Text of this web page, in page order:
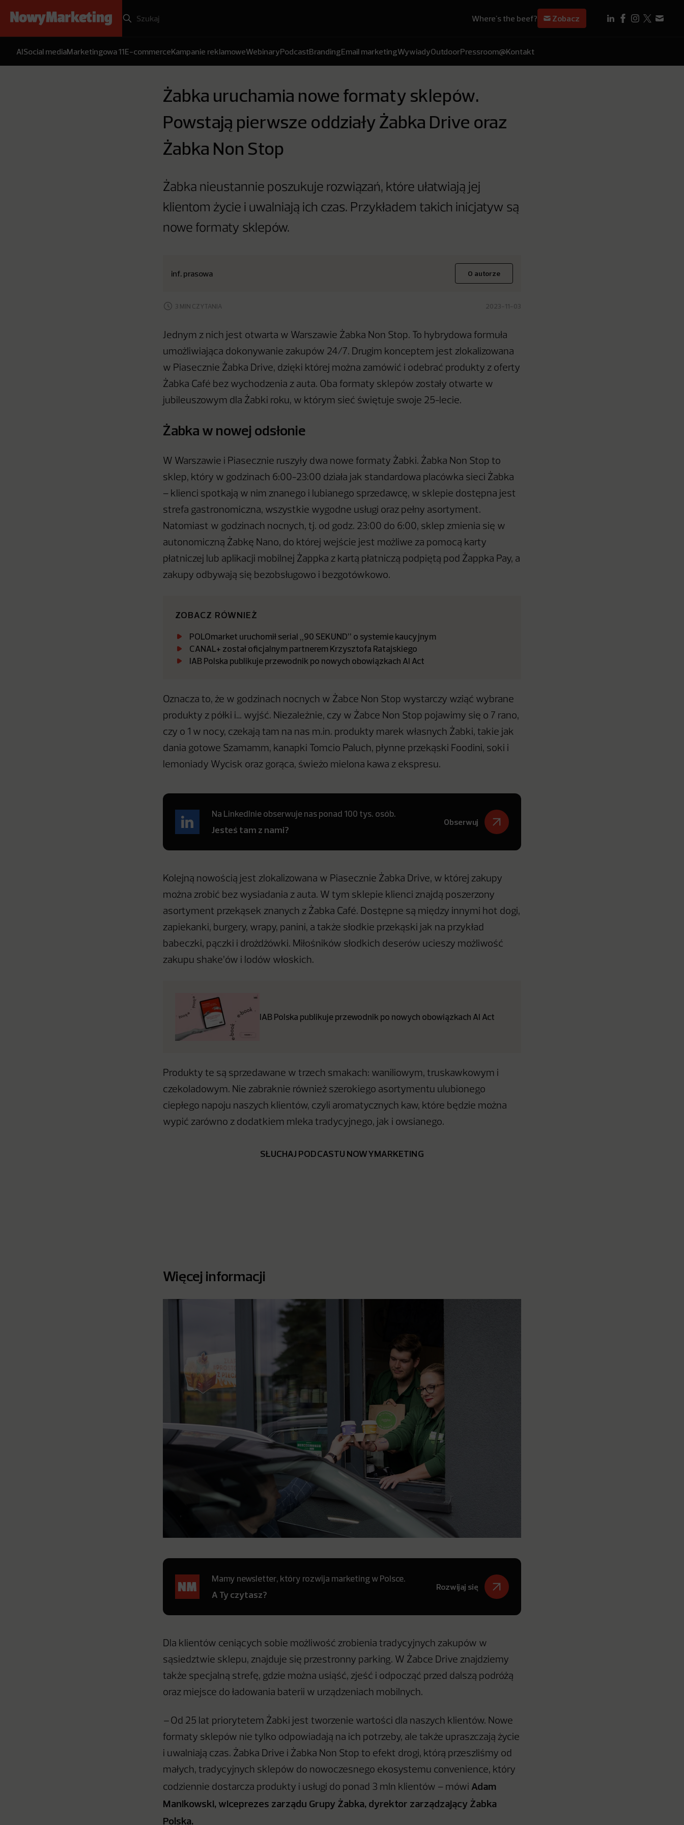
Where's the beef? Zobacz
AISocial mediaMarketingowa 11E-commerceKampanie reklamoweWebinaryPodcastBrandingEmail marketingWywiadyOutdoorPressroom@Kontakt
Żabka uruchamia nowe formaty sklepów.
Powstają pierwsze oddziały Żabka Drive oraz
Żabka Non Stop
Żabka nieustannie poszukuje rozwiązań, które ułatwiają jej
klientom życie i uwalniają ich czas. Przykładem takich inicjatyw są
nowe formaty sklepów.
inf. prasowa O autorze
3 MIN CZYTANIA 2023-11-03
Jednym z nich jest otwarta w Warszawie Żabka Non Stop. To hybrydowa formuła
umożliwiająca dokonywanie zakupów 24/7. Drugim konceptem jest zlokalizowana
w Piasecznie Żabka Drive, dzięki której można zamówić i odebrać produkty z oferty
Żabka Café bez wychodzenia z auta. Oba formaty sklepów zostały otwarte w
jubileuszowym dla Żabki roku, w którym sieć świętuje swoje 25-lecie.
Żabka w nowej odsłonie
W Warszawie i Piasecznie ruszyły dwa nowe formaty Żabki. Żabka Non Stop to
sklep, który w godzinach 6:00-23:00 działa jak standardowa placówka sieci Żabka
– klienci spotkają w nim znanego i lubianego sprzedawcę, w sklepie dostępna jest
strefa gastronomiczna, wszystkie wygodne usługi oraz pełny asortyment.
Natomiast w godzinach nocnych, tj. od godz. 23:00 do 6:00, sklep zmienia się w
autonomiczną Żabkę Nano, do której wejście jest możliwe za pomocą karty
płatniczej lub aplikacji mobilnej Żappka z kartą płatniczą podpiętą pod Żappka Pay, a
zakupy odbywają się bezobsługowo i bezgotówkowo.
ZOBACZ RÓWNIEŻ
POLOmarket uruchomił serial „90 SEKUND” o systemie kaucyjnym
CANAL+ został oficjalnym partnerem Krzysztofa Ratajskiego
IAB Polska publikuje przewodnik po nowych obowiązkach AI Act
Oznacza to, że w godzinach nocnych w Żabce Non Stop wystarczy wziąć wybrane
produkty z półki i… wyjść. Niezależnie, czy w Żabce Non Stop pojawimy się o 7 rano,
czy o 1 w nocy, czekają tam na nas m.in. produkty marek własnych Żabki, takie jak
dania gotowe Szamamm, kanapki Tomcio Paluch, płynne przekąski Foodini, soki i
lemoniady Wycisk oraz gorąca, świeżo mielona kawa z ekspresu.
Na LinkedInie obserwuje nas ponad 100 tys. osób.
Jesteś tam z nami?
Obserwuj
Kolejną nowością jest zlokalizowana w Piasecznie Żabka Drive, w której zakupy
można zrobić bez wysiadania z auta. W tym sklepie klienci znajdą poszerzony
asortyment przekąsek znanych z Żabka Café. Dostępne są między innymi hot dogi,
zapiekanki, burgery, wrapy, panini, a także słodkie przekąski jak na przykład
babeczki, pączki i drożdżówki. Miłośników słodkich deserów ucieszy możliwość
zakupu shake’ów i lodów włoskich.
IAB Polska publikuje przewodnik po nowych obowiązkach AI Act
Produkty te są sprzedawane w trzech smakach: waniliowym, truskawkowym i
czekoladowym. Nie zabraknie również szerokiego asortymentu ulubionego
ciepłego napoju naszych klientów, czyli aromatycznych kaw, które będzie można
wypić zarówno z dodatkiem mleka tradycyjnego, jak i owsianego.
SŁUCHAJ PODCASTU NOWYMARKETING
Więcej informacji
Mamy newsletter, który rozwija marketing w Polsce.
A Ty czytasz?
Rozwijaj się
Dla klientów ceniących sobie możliwość zrobienia tradycyjnych zakupów w
sąsiedztwie sklepu, znajduje się przestronny parking. W Żabce Drive znajdziemy
także specjalną strefę, gdzie można usiąść, zjeść i odpocząć przed dalszą podróżą
oraz miejsce do ładowania baterii w urządzeniach mobilnych.
– Od 25 lat priorytetem Żabki jest tworzenie wartości dla naszych klientów. Nowe
formaty sklepów nie tylko odpowiadają na ich potrzeby, ale także upraszczają życie
i uwalniają czas. Żabka Drive i Żabka Non Stop to efekt drogi, którą przeszliśmy od
małych, tradycyjnych sklepów do nowoczesnego ekosystemu convenience, który
codziennie dostarcza produkty i usługi do ponad 3 mln klientów – mówi Adam
Manikowski, wiceprezes zarządu Grupy Żabka, dyrektor zarządzający Żabka
Polska.